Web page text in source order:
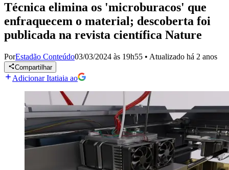
Técnica elimina os 'microburacos' que
enfraquecem o material; descoberta foi
publicada na revista científica Nature
PorEstadão Conteúdo03/03/2024 às 19h55 • Atualizado há 2 anos
Compartilhar
Adicionar Itatiaia ao